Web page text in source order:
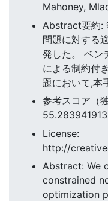
Mahoney,
Abstract要約:
問題に対する
発した。 ベン
による制約付
題において,本
参考スコア（
License:
http://
Abstract: We
constrained
optimization